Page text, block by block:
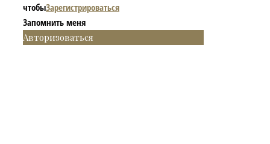
чтобыЗарегистрироваться
Запомнить меня
Авторизоваться